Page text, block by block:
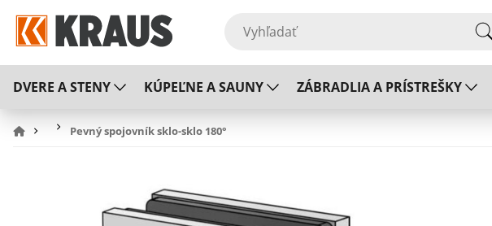
DVERE A STENY KÚPEĽNE A SAUNY ZÁBRADLIA A PRÍSTREŠKY
Pevný spojovník sklo-sklo 180°